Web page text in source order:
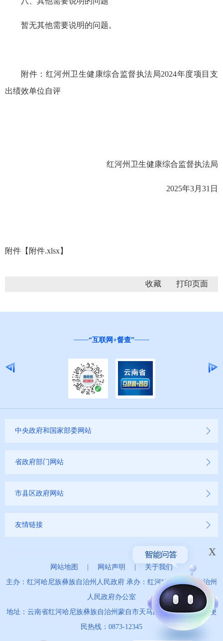
暂无其他需要说明的问题。
附件：红河州卫生健康综合监督执法局2024年度项目支
出绩效单位自评
红河州卫生健康综合监督执法局
2025年3月31日
附件【 附件.xlsx】
收藏
“互联网+督查”
中央政府和国家部委网站
省政府部门网站
市县区政府网站
友情链接
网站地图 网站声明
关于我们
主办：红河哈尼族彝族自治州人民政府 承办：红河哈尼族彝族自治州
人民政府办公室
地址：云南省红河哈尼族彝族自治州蒙自市天马路67号 政务服务便
民热线：0873-12345
x